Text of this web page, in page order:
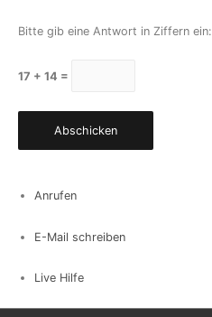
Bitte gib eine Antwort in Ziffern ein:
17 + 14 =
Anrufen
E-Mail schreiben
Live Hilfe